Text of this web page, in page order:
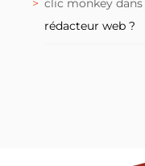
clic monkey dans
rédacteur web ?